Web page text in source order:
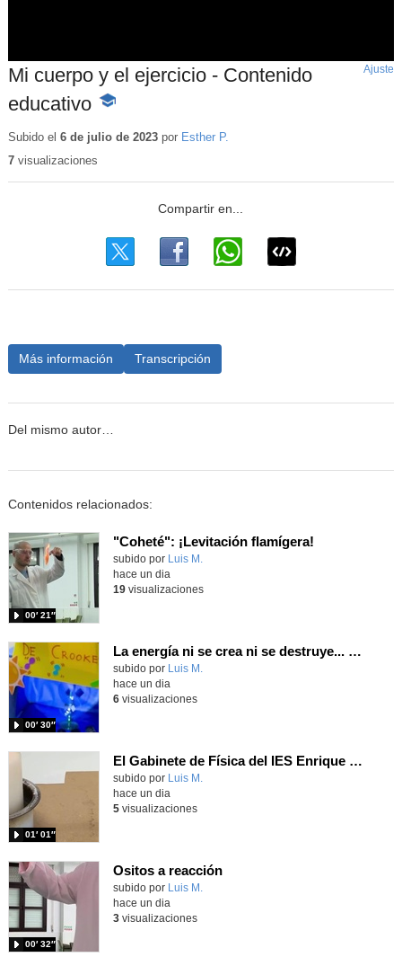
Mi cuerpo y el ejercicio - Contenido
educativo -
educativo
Ajuste
Subido el 6 de julio de 2023por Esther P.
7visualizaciones
Más información Transcripción
Del mismo autor…
Contenidos relacionados:
"Coheté": ¡Levitación flamígera!
Contenido educativo.
subido por Luis M.
00′ 21″
hace un dia
19visualizaciones
La energía ni se crea ni se destruye... ¡se experimenta! El Tierno en la Feria Madrid es Ciencia 2026
Contenido educativo.
subido por Luis M.
00′ 30″
hace un dia
6visualizaciones
El Gabinete de Física del IES Enrique Tierno Galván de Parla (Curso 25-26)
Contenido educativo.
subido por Luis M.
01′ 01″
hace un dia
5visualizaciones
Ositos a reacción
Contenido educativo.
subido por Luis M.
00′ 32″
hace un dia
3visualizaciones